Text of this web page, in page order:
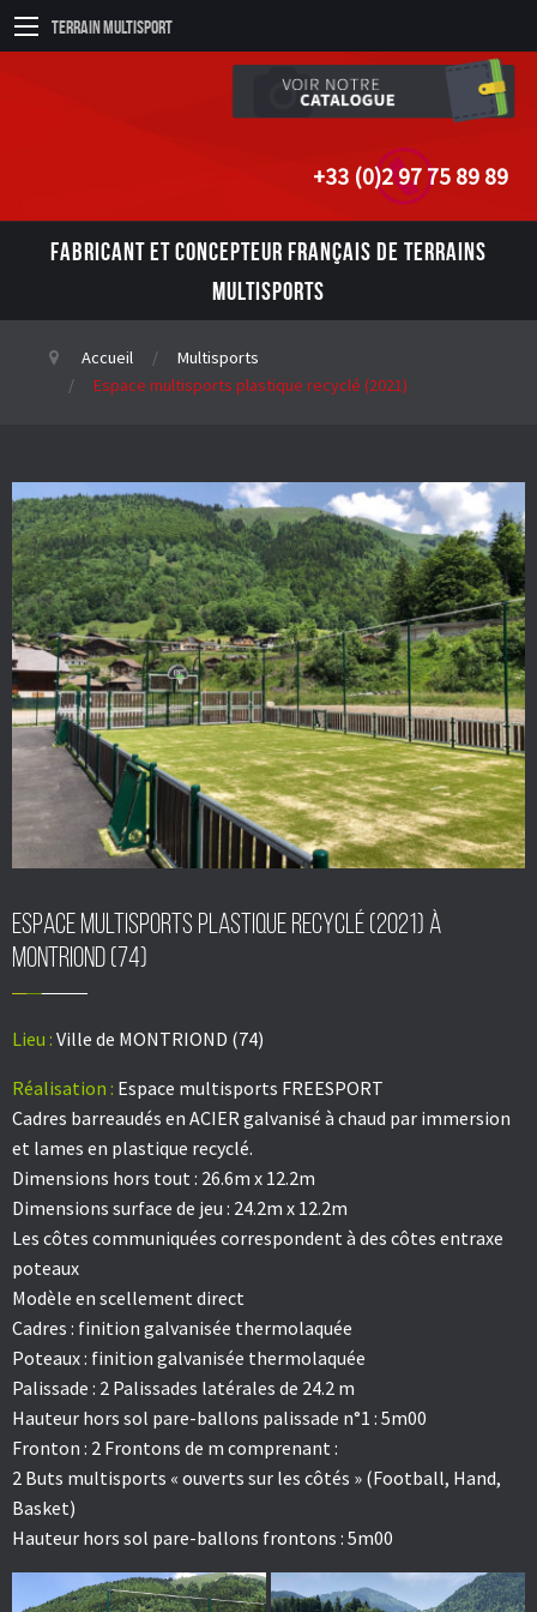
Terrain Multisport
+33 (0)2 97 75 89 89
FABRICANT ET CONCEPTEUR FRANÇAIS DE TERRAINS
MULTISPORTS
Accueil
Multisports
Espace multisports plastique recyclé (2021)
Espace multisports plastique recyclé (2021) à
MONTRIOND (74)
Lieu : Ville de MONTRIOND (74)
Réalisation : Espace multisports FREESPORT
Cadres barreaudés en ACIER galvanisé à chaud par immersion
et lames en plastique recyclé.
Dimensions hors tout : 26.6m x 12.2m
Dimensions surface de jeu : 24.2m x 12.2m
Les côtes communiquées correspondent à des côtes entraxe
poteaux
Modèle en scellement direct
Cadres : finition galvanisée thermolaquée
Poteaux : finition galvanisée thermolaquée
Palissade : 2 Palissades latérales de 24.2 m
Hauteur hors sol pare-ballons palissade n°1 : 5m00
Fronton : 2 Frontons de m comprenant :
2 Buts multisports « ouverts sur les côtés » (Football, Hand,
Basket)
Hauteur hors sol pare-ballons frontons : 5m00